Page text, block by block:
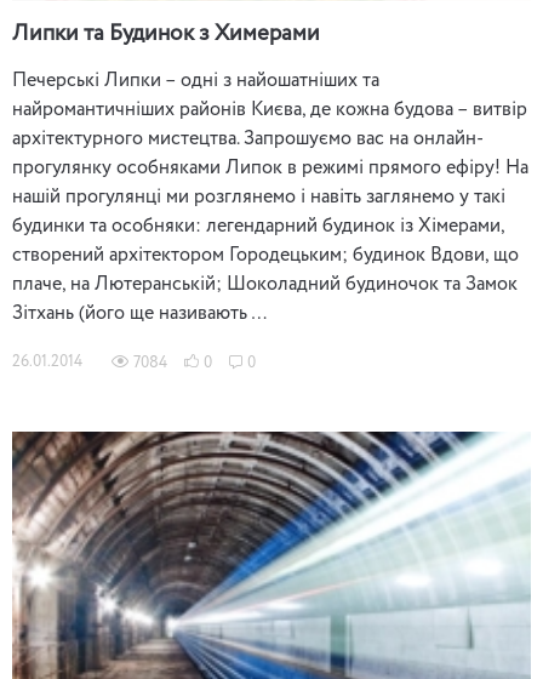
Липки та Будинок з Химерами
Печерські Липки – одні з найошатніших та
найромантичніших районів Києва, де кожна будова – витвір
архітектурного мистецтва. Запрошуємо вас на онлайн-
прогулянку особняками Липок в режимі прямого ефіру! На
нашій прогулянці ми розглянемо і навіть заглянемо у такі
будинки та особняки: легендарний будинок із Хімерами,
створений архітектором Городецьким; будинок Вдови, що
плаче, на Лютеранській; Шоколадний будиночок та Замок
Зітхань (його ще називають …
26.01.2014 7084 0 0